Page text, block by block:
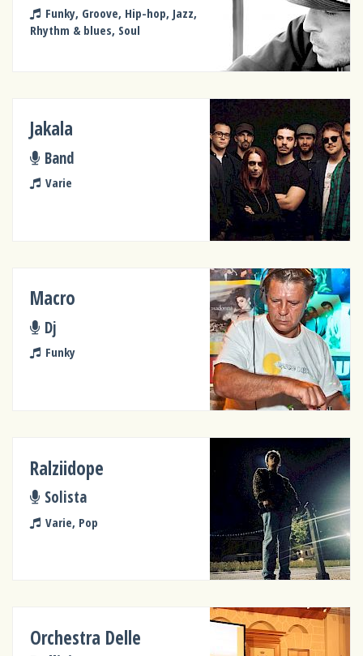
Funky, Groove, Hip-hop, Jazz,
Rhythm & blues, Soul
Jakala
Band
Varie
Macro
Dj
Funky
Ralziidope
Solista
Varie, Pop
Orchestra Delle